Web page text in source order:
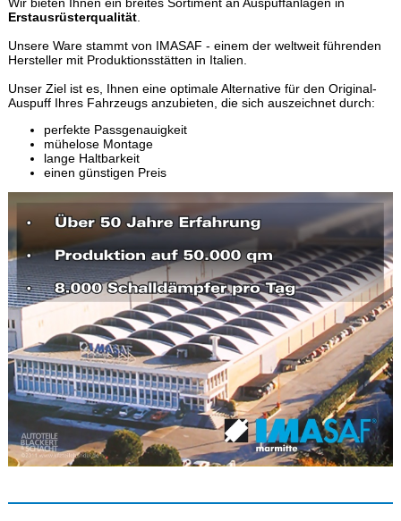
Wir bieten Ihnen ein breites Sortiment an Auspuffanlagen in
Erstausrüsterqualität.
Unsere Ware stammt von IMASAF - einem der weltweit führenden
Hersteller mit Produktionsstätten in Italien.
Unser Ziel ist es, Ihnen eine optimale Alternative für den Original-
Auspuff Ihres Fahrzeugs anzubieten, die sich auszeichnet durch:
perfekte Passgenauigkeit
mühelose Montage
lange Haltbarkeit
einen günstigen Preis